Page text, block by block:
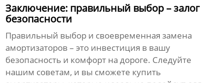
Заключение: правильный выбор – залог
безопасности
Правильный выбор и своевременная замена
амортизаторов – это инвестиция в вашу
безопасность и комфорт на дороге. Следуйте
нашим советам, и вы сможете купить